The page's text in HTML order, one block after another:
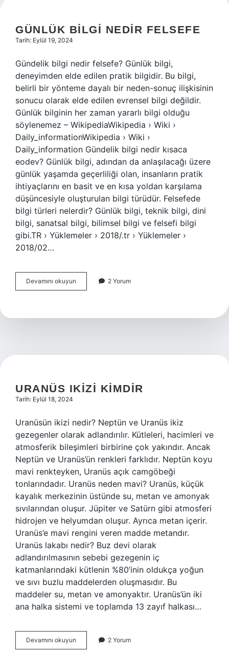
GÜNLÜK BILGI NEDIR FELSEFE
Tarih: Eylül 19, 2024
Gündelik bilgi nedir felsefe? Günlük bilgi,
deneyimden elde edilen pratik bilgidir. Bu bilgi,
belirli bir yönteme dayalı bir neden-sonuç ilişkisinin
sonucu olarak elde edilen evrensel bilgi değildir.
Günlük bilginin her zaman yararlı bilgi olduğu
söylenemez – WikipediaWikipedia › Wiki ›
Daily_informationWikipedia › Wiki ›
Daily_information Gündelik bilgi nedir kısaca
eodev? Günlük bilgi, adından da anlaşılacağı üzere
günlük yaşamda geçerliliği olan, insanların pratik
ihtiyaçlarını en basit ve en kısa yoldan karşılama
düşüncesiyle oluşturulan bilgi türüdür. Felsefede
bilgi türleri nelerdir? Günlük bilgi, teknik bilgi, dini
bilgi, sanatsal bilgi, bilimsel bilgi ve felsefi bilgi
gibi.TR › Yüklemeler › 2018/.tr › Yüklemeler ›
2018/02…
Devamını okuyun
Bilgi
2 Yorum
URANÜS IKIZI KIMDIR
Tarih: Eylül 18, 2024
Uranüsün ikizi nedir? Neptün ve Uranüs ikiz
gezegenler olarak adlandırılır. Kütleleri, hacimleri ve
atmosferik bileşimleri birbirine çok yakındır. Ancak
Neptün ve Uranüs’ün renkleri farklıdır. Neptün koyu
mavi renkteyken, Uranüs açık camgöbeği
tonlarındadır. Uranüs neden mavi? Uranüs, küçük
kayalık merkezinin üstünde su, metan ve amonyak
sıvılarından oluşur. Jüpiter ve Satürn gibi atmosferi
hidrojen ve helyumdan oluşur. Ayrıca metan içerir.
Uranüs’e mavi rengini veren madde metandır.
Uranüs lakabı nedir? Buz devi olarak
adlandırılmasının sebebi gezegenin iç
katmanlarındaki kütlenin %80’inin oldukça yoğun
ve sıvı buzlu maddelerden oluşmasıdır. Bu
maddeler su, metan ve amonyaktır. Uranüs’ün iki
ana halka sistemi ve toplamda 13 zayıf halkası…
Devamını okuyun
Ikizi
2 Yorum